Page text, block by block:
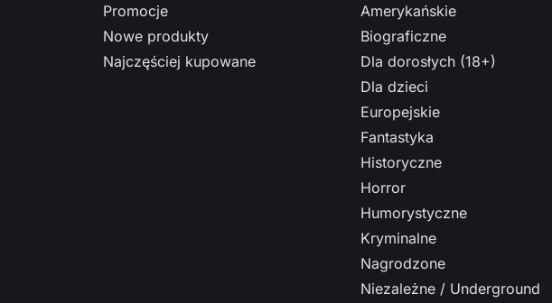
Promocje
Nowe produkty
Najczęściej kupowane
Amerykańskie
Biograficzne
Dla dorosłych (18+)
Dla dzieci
Europejskie
Fantastyka
Historyczne
Horror
Humorystyczne
Kryminalne
Nagrodzone
Niezależne / Underground